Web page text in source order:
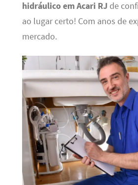
hidráulico em Acari RJ de
ao lugar certo! Com anos de
mercado.